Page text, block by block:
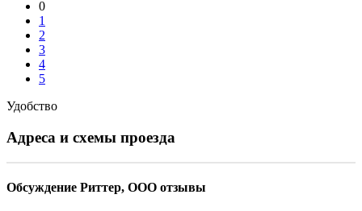
0
1
2
3
4
5
Удобство
Адреса и схемы проезда
Обсуждение Риттер, ООО отзывы